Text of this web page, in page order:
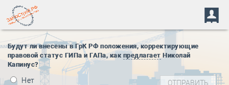
Будут ли внесены в ГрК РФ положения, корректирующие
правовой статус ГИПа и ГАПа, как предлагает Николай
Капинус?
Нет